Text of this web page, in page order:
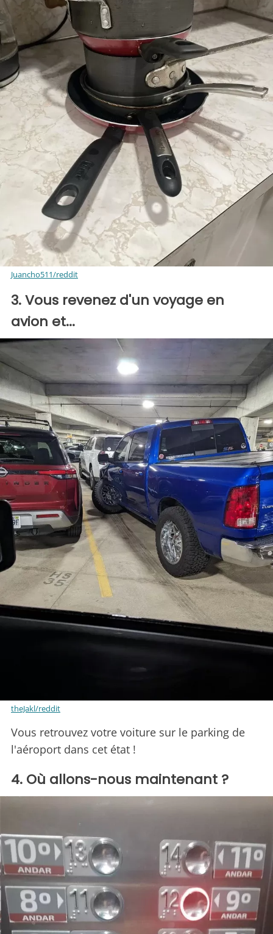
Juancho511/reddit
3. Vous revenez d'un voyage en
avion et...
theJakl/reddit
Vous retrouvez votre voiture sur le parking de
l'aéroport dans cet état !
4. Où allons-nous maintenant ?